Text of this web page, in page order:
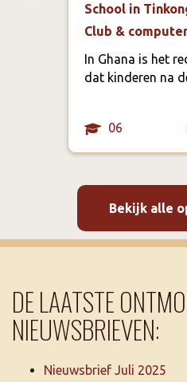
School in
Club &
In Ghana is het
dat kinderen na
06
Bekijk alle
DE LAATSTE
NIEUWSBRIEVEN:
Nieuwsbrief Juli 2025